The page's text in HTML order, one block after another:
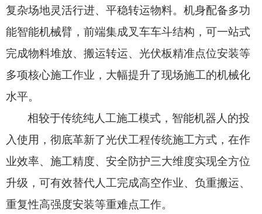
复杂场地灵活行进、 平稳转运物料。 机身配备多功
能智能机械臂， 前端集成叉车车斗结构， 可一站式
完成物料堆放、 搬运转运、 光伏板精准点位安装等
多项核心施工作业， 大幅提升了现场施工的机械化
水平。
相较于传统纯人工施工模式， 智能机器人的投
入使用， 彻底革新了光伏工程传统施工方式， 在作
业效率、 施工精度、 安全防护三大维度实现全方位
升级， 可有效替代人工完成高空作业、 负重搬运、
重复性高强度安装等重难点工作。